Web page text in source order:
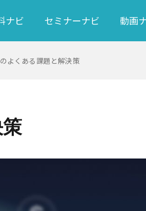
ナビ セミナーナビ 動画
よくある課題と解決策